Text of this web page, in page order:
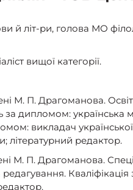
й літ-ри, голова МО
вищої категорії.
М. П. Драгоманова.
за дипломом: українська
викладач
літературний редактор.
М. П. Драгоманова.
Кваліфікація